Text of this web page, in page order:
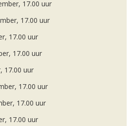
17.00 uur
17.00 uur
17.00 uur
17.00 uur
17.00 uur
17.00 uur
17.00 uur
17.00 uur